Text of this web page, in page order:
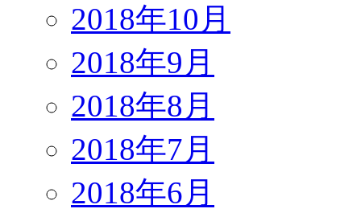
2018年10月
2018年9月
2018年8月
2018年7月
2018年6月